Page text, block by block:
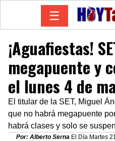
☰
¡Aguafiestas!
megapuente y
el lunes 4 de
El titular de la SET, Miguel
que no habrá megapuente
habrá clases y solo se
Por: Alberto Serna El Día Martes